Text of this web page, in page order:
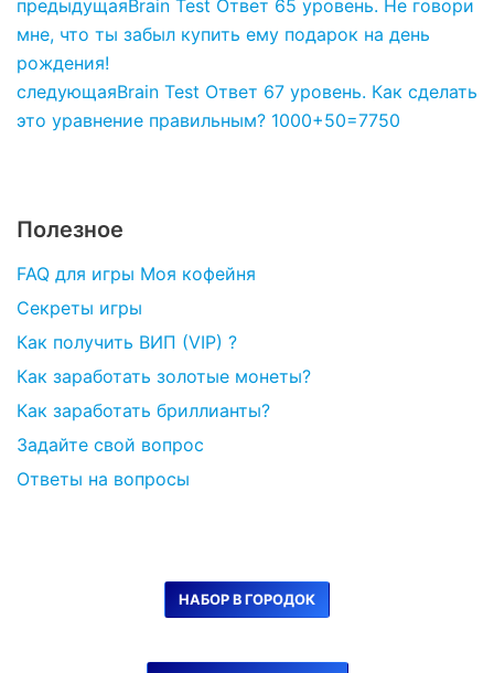
предыдущаяBrain Test Ответ 65 уровень. Не говори
мне, что ты забыл купить ему подарок на день
рождения!
следующаяBrain Test Ответ 67 уровень. Как сделать
это уравнение правильным? 1000+50=7750
Полезное
FAQ для игры Моя кофейня
Секреты игры
Как получить ВИП (VIP) ?
Как заработать золотые монеты?
Как заработать бриллианты?
Задайте свой вопрос
Ответы на вопросы
НАБОР В ГОРОДОК